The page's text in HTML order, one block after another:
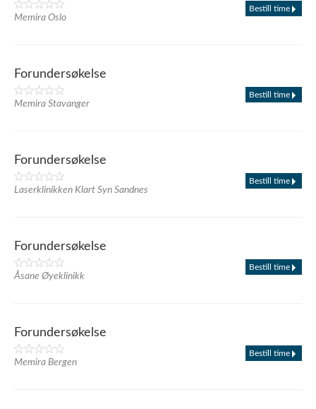
Memira Oslo
Bestill time
Forundersøkelse
Memira Stavanger
Bestill time
Forundersøkelse
Laserklinikken Klart Syn Sandnes
Bestill time
Forundersøkelse
Åsane Øyeklinikk
Bestill time
Forundersøkelse
Memira Bergen
Bestill time